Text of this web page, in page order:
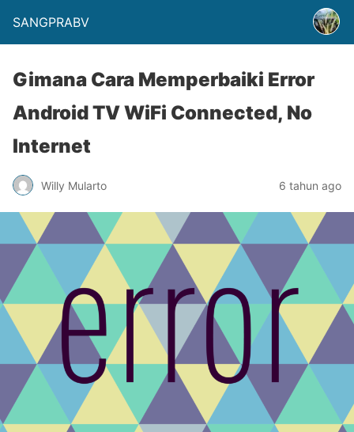
SANGPRABV
Gimana Cara Memperbaiki Error
Android TV WiFi Connected, No
Internet
Willy Mularto 6 tahun ago